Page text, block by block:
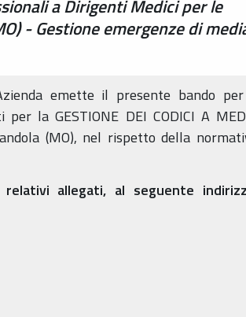
a Dirigenti Medici per le
- Gestione emergenze di
emette il presente bando
la GESTIONE DEI CODICI A
(MO), nel rispetto della
allegati, al seguente